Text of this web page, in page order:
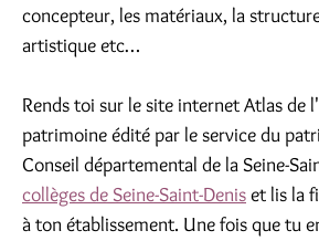
concepteur, les matériaux, la
artistique etc…
Rends toi sur le site internet Atlas de
patrimoine édité par le service du
Conseil départemental de la Seine-
collèges de Seine-Saint-Deniset lis la
à ton établissement. Une fois que tu